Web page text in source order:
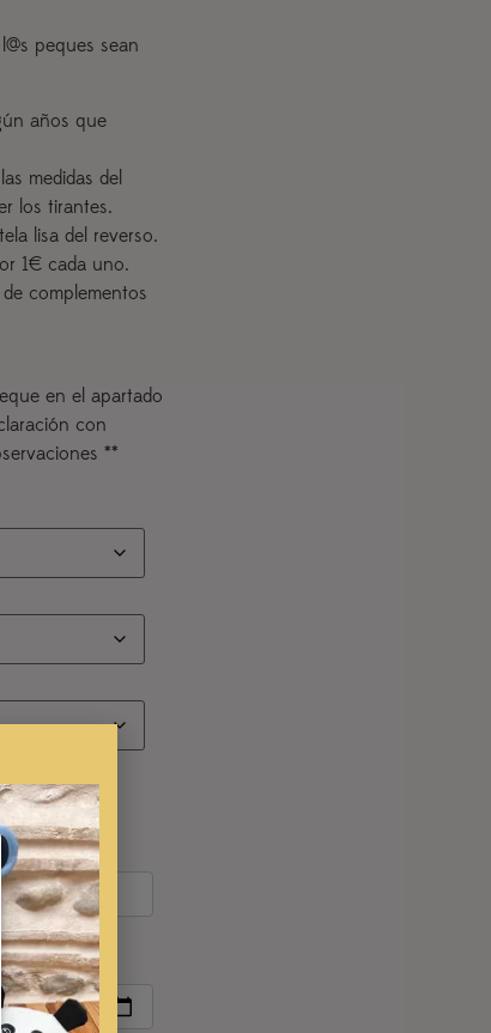
peques sean
años que
medidas del
los tirantes.
lisa del reverso.
1€ cada uno.
complementos
en el apartado
con
**
la personalización